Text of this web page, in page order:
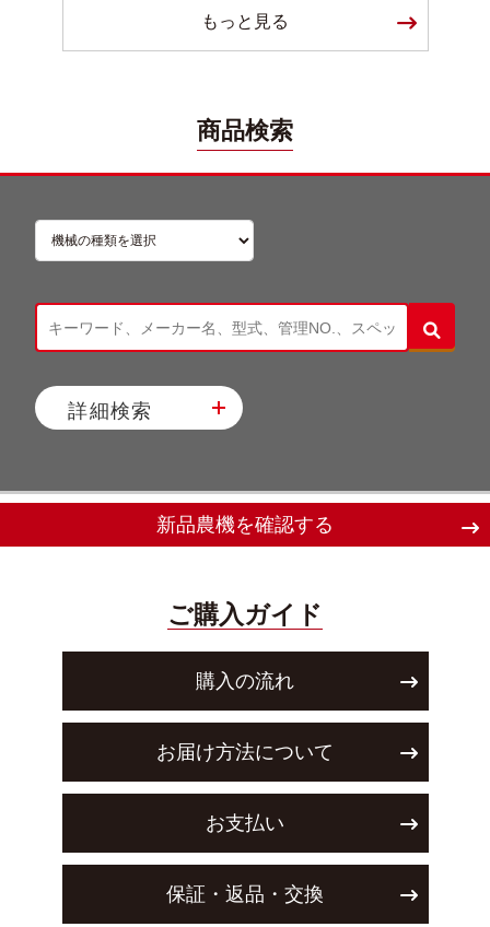
もっと見る
商品検索
詳細検索
新品農機を確認する
ご購入ガイド
購入の流れ
お届け方法について
お支払い
保証・返品・交換